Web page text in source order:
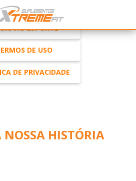
QUEM SOMOS
AO ESPORTE
DE USO
DE PRIVACIDADE
NOSSA HISTÓRIA